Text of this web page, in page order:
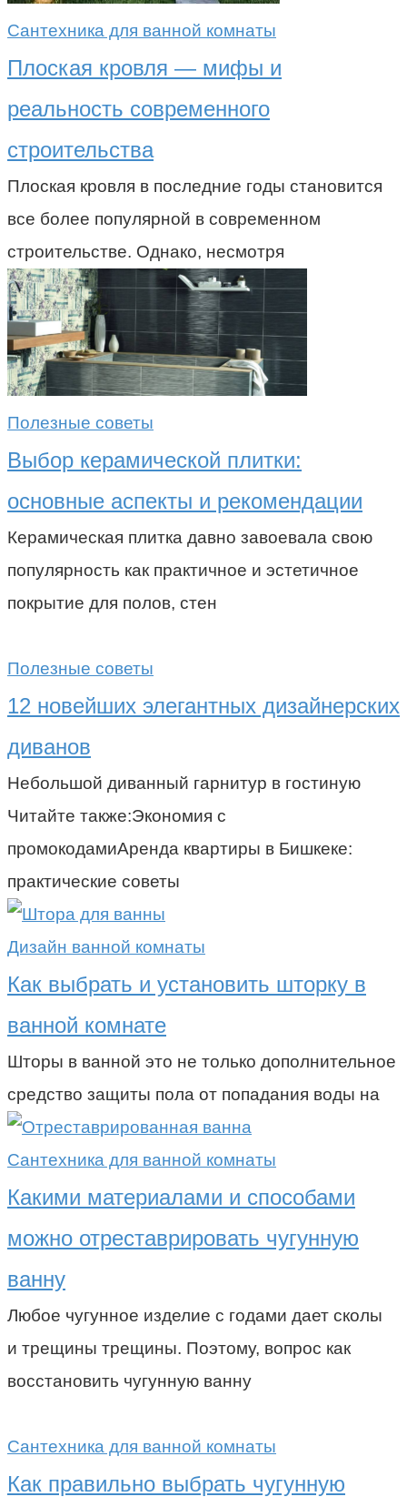
Сантехника для ванной комнаты
Плоская кровля — мифы и
реальность современного
строительства
Плоская кровля в последние годы становится
все более популярной в современном
строительстве. Однако, несмотря
Полезные советы
Выбор керамической плитки:
основные аспекты и рекомендации
Керамическая плитка давно завоевала свою
популярность как практичное и эстетичное
покрытие для полов, стен
Полезные советы
12 новейших элегантных дизайнерских
диванов
Небольшой диванный гарнитур в гостиную
Читайте также:Экономия с
промокодамиАренда квартиры в Бишкеке:
практические советы
Дизайн ванной комнаты
Как выбрать и установить шторку в
ванной комнате
Шторы в ванной это не только дополнительное
средство защиты пола от попадания воды на
Сантехника для ванной комнаты
Какими материалами и способами
можно отреставрировать чугунную
ванну
Любое чугунное изделие с годами дает сколы
и трещины трещины. Поэтому, вопрос как
восстановить чугунную ванну
Сантехника для ванной комнаты
Как правильно выбрать чугунную